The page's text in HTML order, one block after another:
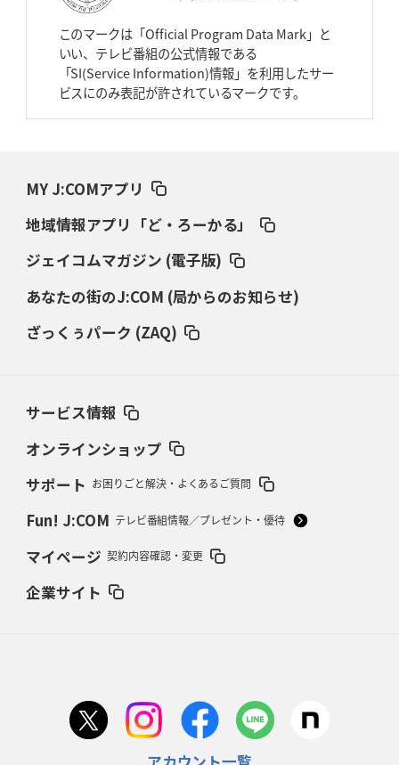
2026年4月2日(木)更新
2026年3月26日(木)更新
AZ-COM丸和、リーグワンへ参入決定 「フィールド丸ごと計測機器」の
ダイナボアーズ、“逆輸入SO”三宅駿
「ニュージーランドのフレア（閃
2026年3月5日(木)更新
2026年2月19日(木)更新
37年女子W杯招致への課題と期待
2026年2月12日(木)更新
2026年2月5日(木)更新
占い方
首位スピアーズ、充実の攻撃力 「湧き出る」パスでトライ量産
このマークは「Official Program Data Mark」と
いい、テレビ番組の公式情報である
「SI(Service Information)情報」を利用したサー
ビスにのみ表記が許されているマークです。
MY J:COMアプリ
地域情報アプリ「ど・ろーかる」
ジェイコムマガジン (電子版)
あなたの街のJ:COM (局からのお知らせ)
ざっくぅパーク (ZAQ)
サービス情報
オンラインショップ
サポート お困りごと解決・よくあるご質問
Fun! J:COM テレビ番組情報／プレゼント・優待
マイページ 契約内容確認・変更
企業サイト